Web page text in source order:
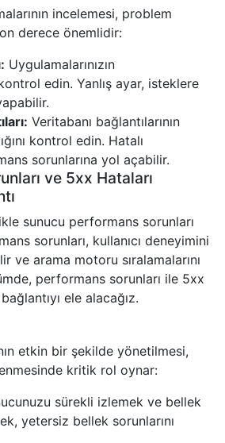
incelemesi, problem
derece önemlidir:
Uygulamalarınızın
kontrol edin. Yanlış ayar, isteklere
Veritabanı bağlantılarının
kontrol edin. Hatalı
sorunlarına yol açabilir.
ve 5xx Hataları
sunucu performans sorunları
sorunları, kullanıcı deneyimini
ve arama motoru sıralamalarını
performans sorunları ile 5xx
ele alacağız.
etkin bir şekilde yönetilmesi,
kritik rol oynar:
sürekli izlemek ve bellek
yetersiz bellek sorunlarını